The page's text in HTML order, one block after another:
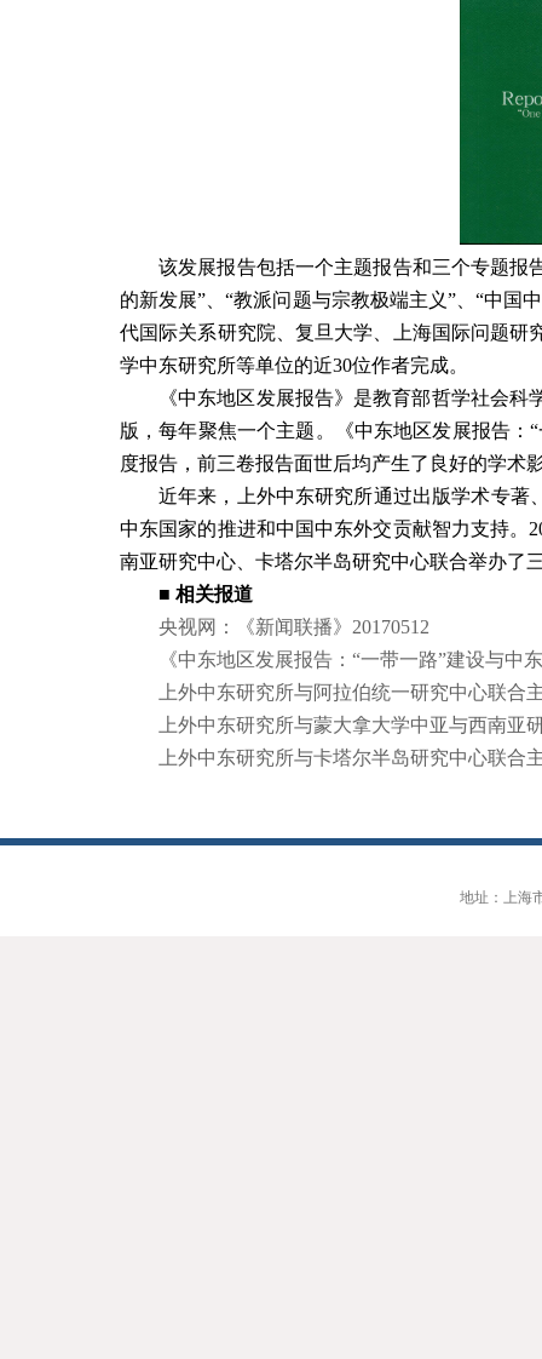
该发展报告包括一个主题报告和三个专题报
的新发展”、“教派问题与宗教极端主义”、“中国
代国际关系研究院、复旦大学、上海国际问题
学中东研究所等单位的近30位作者完成。
《中东地区发展报告》是教育部哲学社会科
版，每年聚焦一个主题。《中东地区发展报告：
度报告，前三卷报告面世后均产生了良好的学术
近年来，上外中东研究所通过出版学术专著
中东国家的推进和中国中东外交贡献智力支持。
南亚研究中心、卡塔尔半岛研究中心联合举办了
■ 相关报道
央视网：《新闻联播》 20170512
《中东地区发展报告：“一带一路”建设与中
上外中东研究所与阿拉伯统一研究中心联合
上外中东研究所与蒙大拿大学中亚与西南
上外中东研究所与卡塔尔半岛研究中心联合
地址：上海